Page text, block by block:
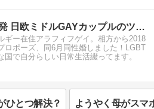
ヨーロッパ発 日欧ミドルGAYカップルのツレ連れ日記
ギー在住アラフィフゲイ。相方から2018
ロポーズ、同6月同性婚しました！LGBT
国で自分らしい日常生活綴ってます。
ひとつ解決？